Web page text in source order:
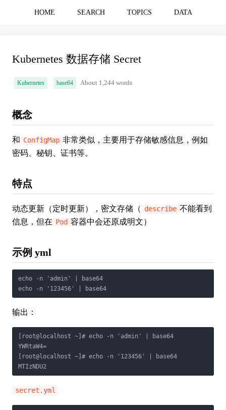
HOME SEARCH TOPICS DATA
Kubernetes 数据存储 Secret
Kubernetes base64 About 1,244 words
概念
和 ConfigMap 非常类似，主要用于存储敏感信息，例如
密码、秘钥、证书等。
特点
动态更新（定时更新），密文存储（ describe 不能看到
信息，但在 Pod 容器中会还原成明文）
示例 yml
echo -n 'admin' | base64
echo -n '123456' | base64
输出：
[root@localhost ~]# echo -n 'admin' | base64
YWRtaW4=
[root@localhost ~]# echo -n '123456' | base64
MTIzNDU2
secret.yml